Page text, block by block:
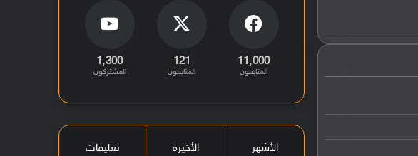
11٬000
المتابعون
121
المتابعون
1٬300
المشتركون
الأشهر الأخيرة تعليقات